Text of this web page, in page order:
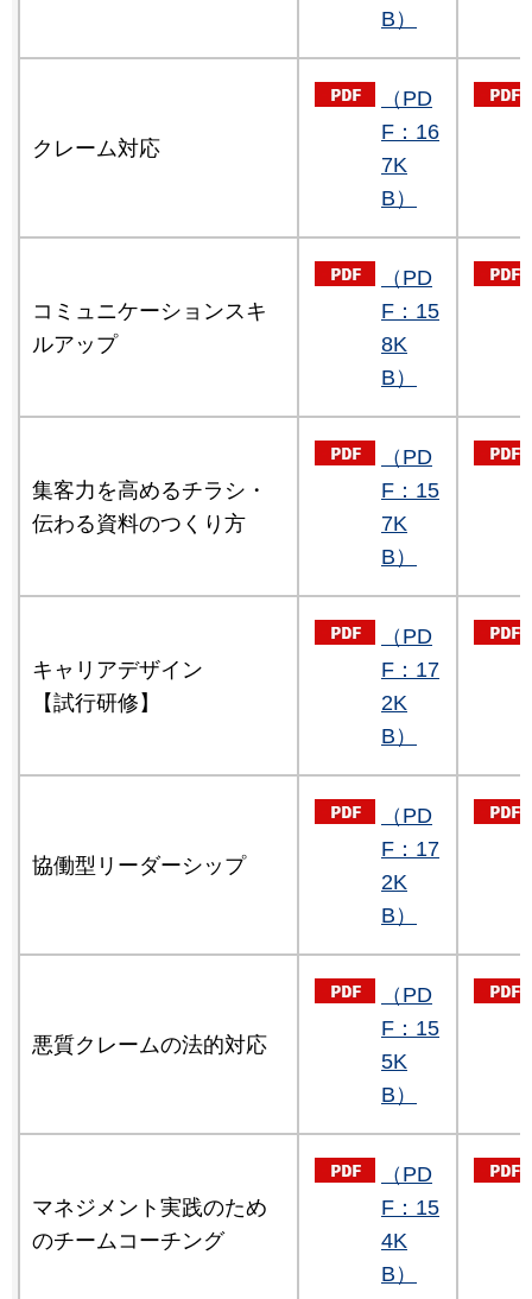
B）
クレーム対応
（PD
F：16
7K
B）
コミュニケーションスキ
ルアップ
（PD
F：15
8K
B）
集客力を高めるチラシ・
伝わる資料のつくり方
（PD
F：15
7K
B）
キャリアデザイン
【試行研修】
（PD
F：17
2K
B）
協働型リーダーシップ
（PD
F：17
2K
B）
悪質クレームの法的対応
（PD
F：15
5K
B）
マネジメント実践のため
のチームコーチング
（PD
F：15
4K
B）